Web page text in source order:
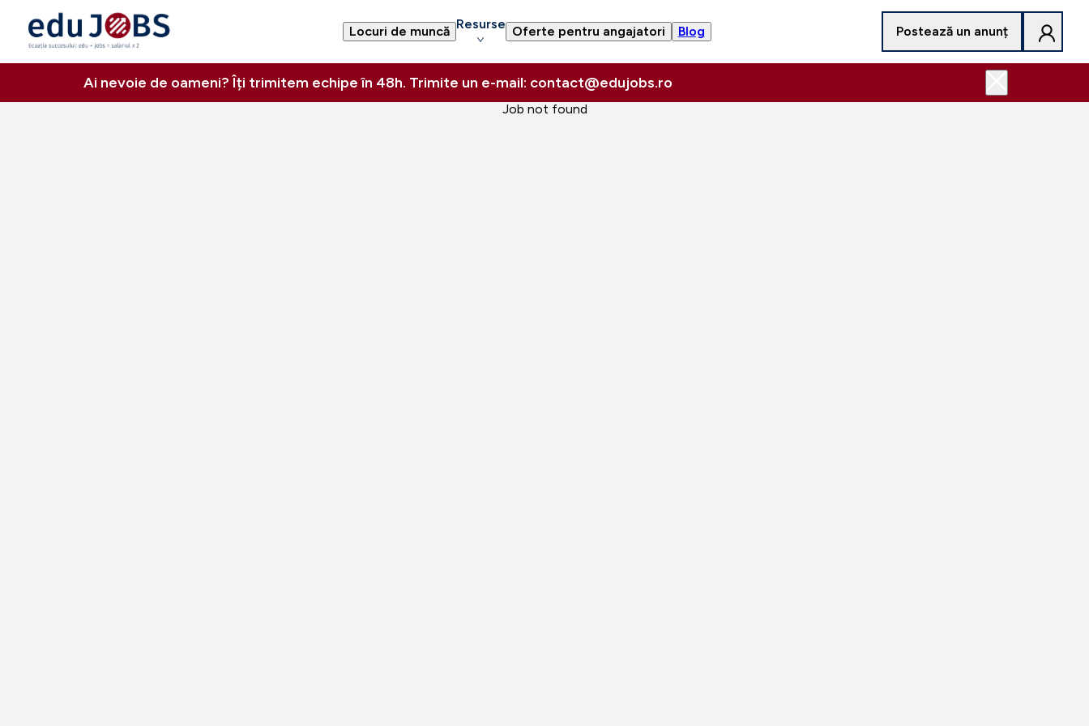
Locuri de muncă Resurse Oferte pentru angajatori Blog Postează un anunț
Ai nevoie de oameni? Îți trimitem echipe în 48h. Trimite un e-mail: contact@edujobs.ro
Job not found